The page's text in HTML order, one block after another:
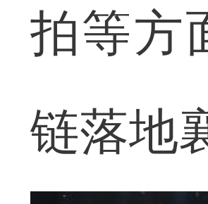
拍等方
链落地